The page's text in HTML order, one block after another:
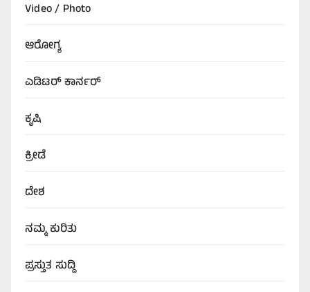
Video / Photo
ಆರೋಗ್ಯ
ಎಡಿಟರ್‌ ಕಾರ್ನರ್
ಕೃಷಿ
ಕ್ರೀಡೆ
ದೇಶ
ನಮ್ಮ ಕುರಿತು
ಪ್ರಸ್ತುತ ಸುದ್ದಿ